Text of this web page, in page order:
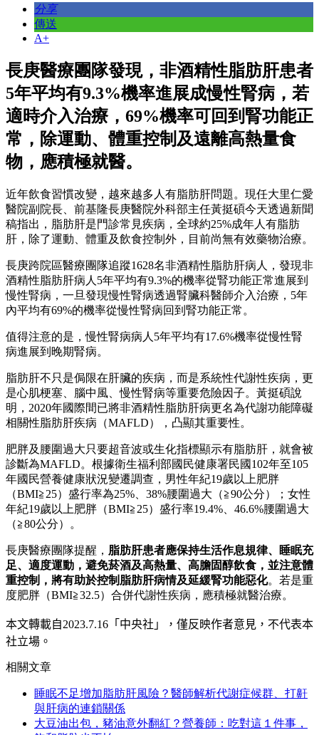
分享
傳送
A+
長庚醫療團隊發現，非酒精性脂肪肝患者
5年平均有9.3%機率進展成慢性腎病，若
適時介入治療，69%機率可回到腎功能正
常，除運動、體重控制及遠離高熱量食
物，應積極就醫。
近年飲食習慣改變，越來越多人有脂肪肝問題。現任大里仁愛
醫院副院長、前基隆長庚醫院外科部主任黃挺碩今天透過新聞
稿指出，脂肪肝是門診常見疾病，全球約25%成年人有脂肪
肝，除了運動、體重及飲食控制外，目前尚無有效藥物治療。
長庚跨院區醫療團隊追蹤1628名非酒精性脂肪肝病人，發現非
酒精性脂肪肝病人5年平均有9.3%的機率從腎功能正常進展到
慢性腎病，一旦發現慢性腎病透過腎臟科醫師介入治療，5年
內平均有69%的機率從慢性腎病回到腎功能正常。
值得注意的是，慢性腎病病人5年平均有17.6%機率從慢性腎
病進展到晚期腎病。
脂肪肝不只是侷限在肝臟的疾病，而是系統性代謝性疾病，更
是心肌梗塞、腦中風、慢性腎病等重要危險因子。黃挺碩說
明，2020年國際間已將非酒精性脂肪肝病更名為代謝功能障礙
相關性脂肪肝疾病（MAFLD），凸顯其重要性。
肥胖及腰圍過大只要超音波或生化指標顯示有脂肪肝，就會被
診斷為MAFLD。根據衛生福利部國民健康署民國102年至105
年國民營養健康狀況變遷調查，男性年紀19歲以上肥胖
（BMI≧25）盛行率為25%、38%腰圍過大（≧90公分）；女性
年紀19歲以上肥胖（BMI≧25）盛行率19.4%、46.6%腰圍過大
（≧80公分）。
長庚醫療團隊提醒， 脂肪肝患者應保持生活作息規律、睡眠充
足、適度運動，避免菸酒及高熱量、高膽固醇飲食，並注意體
重控制，將有助於控制脂肪肝病情及延緩腎功能惡化。若是重
度肥胖（BMI≧32.5）合併代謝性疾病，應積極就醫治療。
本文轉載自2023.7.16 「中央社」
，僅反映作者意見，不代表本
社立場。
相關文章
睡眠不足增加脂肪肝風險？醫師解析代謝症候群、打鼾
與肝病的連鎖關係
大豆油出包，豬油意外翻紅？營養師：吃對這１件事，